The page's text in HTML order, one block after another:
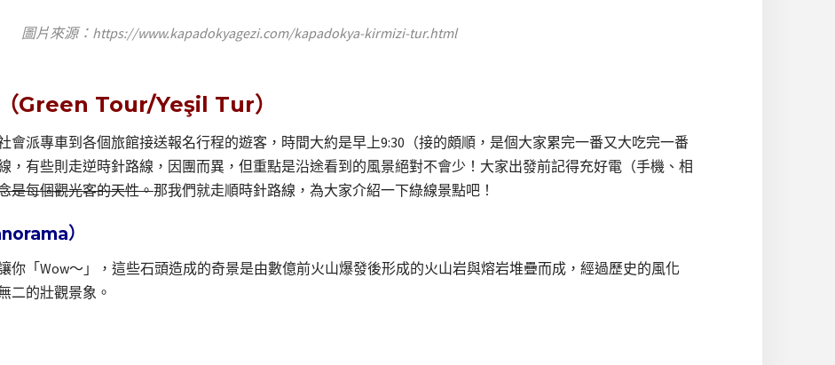
圖片來源：https://www.kapadokyagezi.com/kapadokya-kirmizi-tur.html
Green Tour/Yeşil Tur）
會派專車到各個旅館接送報名行程的遊客，時間大約是早上9:30（接的頗順，是個大家累完一番又大吃完一番
，有些則走逆時針路線，因團而異，但重點是沿途看到的風景絕對不會少！大家出發前記得充好電（手機、相
是每個觀光客的天性。那我們就走順時針路線，為大家介紹一下綠線景點吧！
）
你「Wow～」，這些石頭造成的奇景是由數億前火山爆發後形成的火山岩與熔岩堆疊而成，經過歷史的風化
二的壯觀景象。